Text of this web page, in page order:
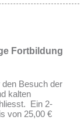
Fortbildung
den Besuch der
kalten
Ein 2-
von 25,00 €